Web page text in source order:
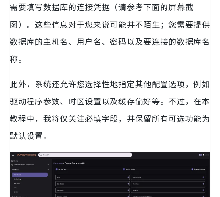
需要填写数据库的连接凭据（请参考下面的屏幕截
图）。这些信息对于您来说可能并不陌生；您需要提供
数据库的主机名、用户名、密码以及要连接的数据库名
称。
此外，系统还允许您选择性地指定其他配置选项，例如
驱动程序参数、时区设置以及缓存偏好等。不过，在本
教程中，我将仅关注必填字段，并保留所有可选功能为
默认设置。